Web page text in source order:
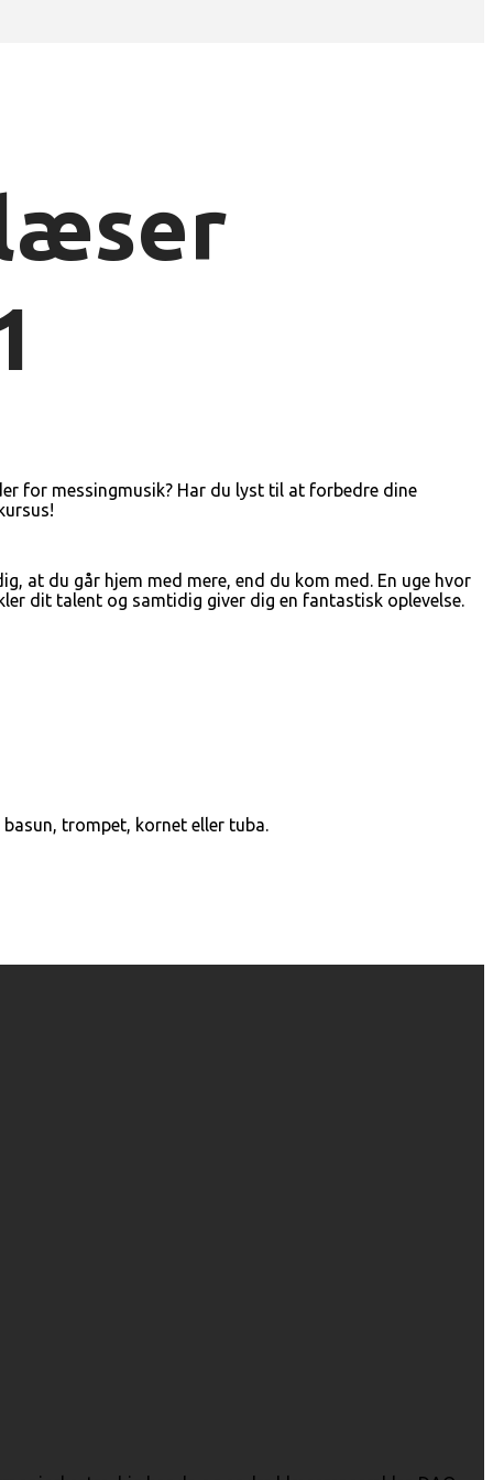
for messingmusik? Har du lyst til at forbedre dine
at du går hjem med mere, end du kom med. En uge hvor
dit talent og samtidig giver dig en fantastisk oplevelse.
trompet, kornet eller tuba.